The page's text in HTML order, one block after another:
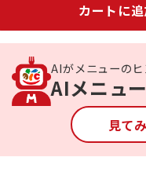
カートに
AIがメニューの
AIメニュ
見て